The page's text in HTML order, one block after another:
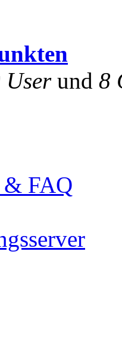
Userund 8
& FAQ